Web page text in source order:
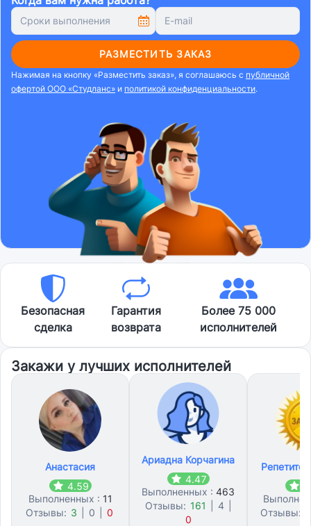
РАЗМЕСТИТЬ ЗАКАЗ
Нажимая на кнопку «Разместить заказ», я соглашаюсь с публичной
офертой ООО «Студланс» и политикой конфиденциальности.
Безопасная
сделка
Гарантия
возврата
Более 75 000
исполнителей
Закажи у лучших исполнителей
Анастасия
4.59
Выполненных : 11
Отзывы: 3 0 0
Ариадна Корчагина
4.47
Выполненных : 463
Отзывы: 161 4
0
Отзывы: